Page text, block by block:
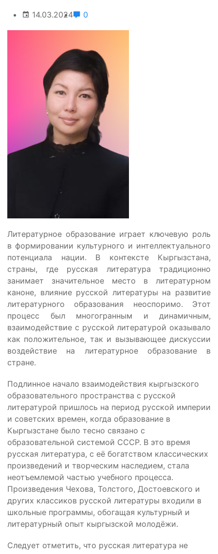
14.03.2024 0
Литературное образование играет ключевую роль
в формировании культурного и интеллектуального
потенциала нации. В контексте Кыргызстана,
страны, где русская литература традиционно
занимает значительное место в литературном
каноне, влияние русской литературы на развитие
литературного образования неоспоримо. Этот
процесс был многогранным и динамичным,
взаимодействие с русской литературой оказывало
как положительное, так и вызывающее дискуссии
воздействие на литературное образование в
стране.
Подлинное начало взаимодействия кыргызского
образовательного пространства с русской
литературой пришлось на период русской империи
и советских времен, когда образование в
Кыргызстане было тесно связано с
образовательной системой СССР. В это время
русская литература, с её богатством классических
произведений и творческим наследием, стала
неотъемлемой частью учебного процесса.
Произведения Чехова, Толстого, Достоевского и
других классиков русской литературы входили в
школьные программы, обогащая культурный и
литературный опыт кыргызской молодёжи.
Следует отметить, что русская литература не